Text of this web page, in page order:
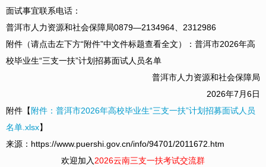
面试事宜联系电话：
普洱市人力资源和社会保障局0879—2134964、2312986
附件（请点击左下方“附件”中文件标题查看全文）：普洱市2026年高
校毕业生“三支一扶”计划招募面试人员名单
普洱市人力资源和社会保障局
2026年7月6日
附件【 附件：普洱市2026年高校毕业生“三支一扶”计划招募面试人员
名单.xlsx】
来源：https://www.puershi.gov.cn/info/94701/2011672.htm
欢迎加入2026云南三支一扶考试交流群